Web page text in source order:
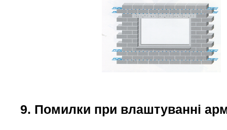
9. Помилки при влаштуванні